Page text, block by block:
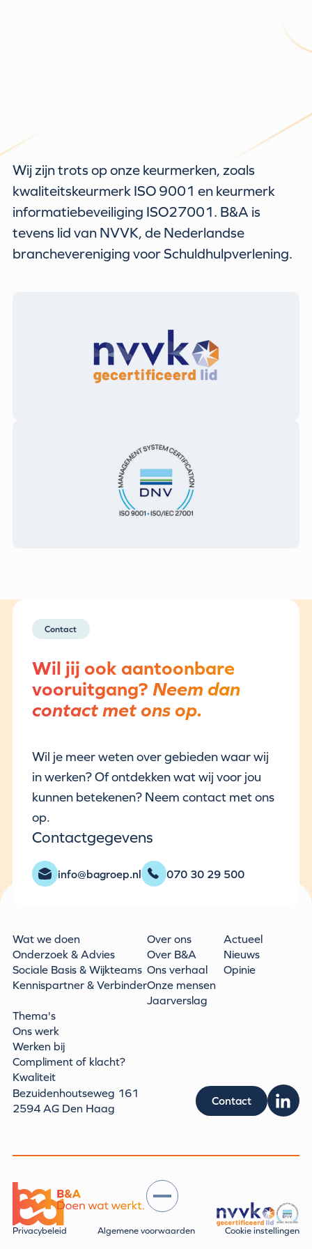
Wij zijn trots op onze keurmerken, zoals
kwaliteitskeurmerk ISO 9001 en keurmerk
informatiebeveiliging ISO27001. B&A is
tevens lid van NVVK, de Nederlandse
branchevereniging voor Schuldhulpverlening.
Contact
Wil jij ook aantoonbare
vooruitgang? Neem dan
contact met ons op.
Wil je meer weten over gebieden waar wij
in werken? Of ontdekken wat wij voor jou
kunnen betekenen? Neem contact met ons
op.
Contactgegevens
info@bagroep.nl 070 30 29 500
Wat we doen
Onderzoek & Advies
Sociale Basis & Wijkteams
Kennispartner & Verbinder
Over ons
Over B&A
Ons verhaal
Onze mensen
Jaarverslag
Actueel
Nieuws
Opinie
Thema's
Ons werk
Werken bij
Compliment of klacht?
Kwaliteit
Bezuidenhoutseweg 161
2594 AG Den Haag
Contact
Privacybeleid Algemene voorwaarden Cookie instellingen